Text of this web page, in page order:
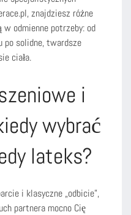
znajdziesz różne
odmienne potrzeby: od
po solidne, twardsze
ciała.
i
wybrać
lateks?
i klasyczne „odbicie”,
partnera mocno Cię